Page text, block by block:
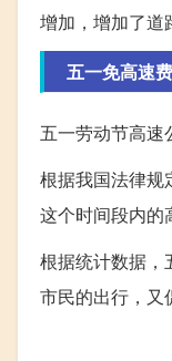
增加，增加了道
五一免高速
五一劳动节高速
根据我国法律规
这个时间段内的
根据统计数据，
市民的出行，又